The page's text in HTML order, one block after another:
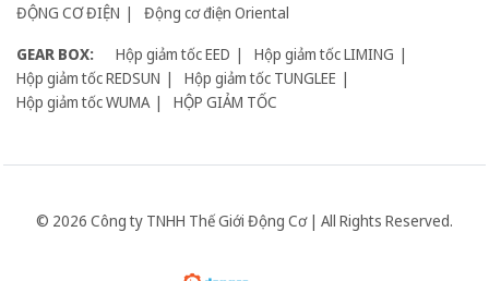
ĐỘNG CƠ ĐIỆN
Động cơ điện Oriental
GEAR BOX:
Hộp giảm tốc EED
Hộp giảm tốc LIMING
Hộp giảm tốc REDSUN
Hộp giảm tốc TUNGLEE
Hộp giảm tốc WUMA
HỘP GIẢM TỐC
© 2026 Công ty TNHH Thế Giới Động Cơ | All Rights Reserved.